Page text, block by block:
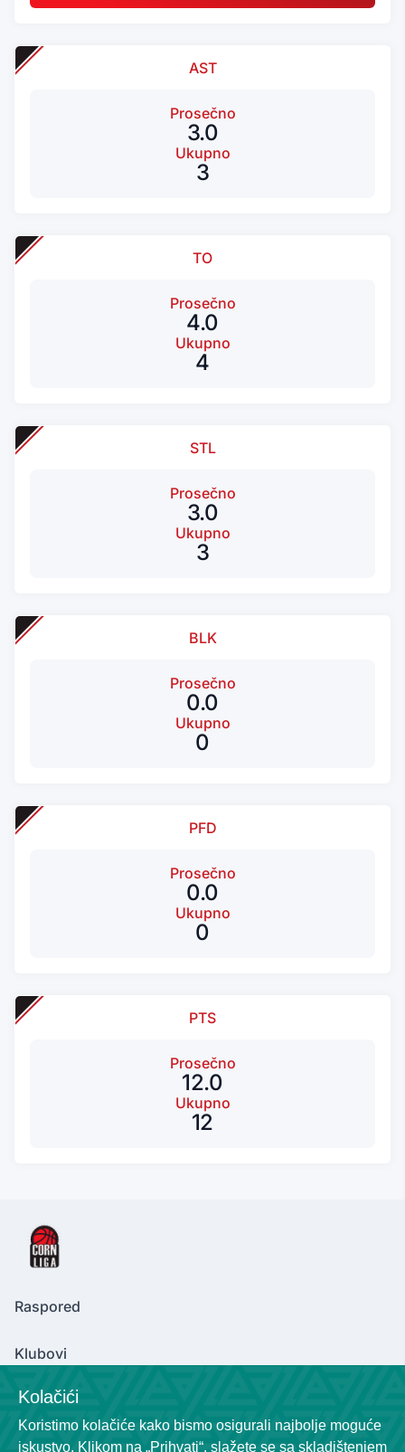
AST
Prosečno
3.0
Ukupno
3
TO
Prosečno
4.0
Ukupno
4
STL
Prosečno
3.0
Ukupno
3
BLK
Prosečno
0.0
Ukupno
0
PFD
Prosečno
0.0
Ukupno
0
PTS
Prosečno
12.0
Ukupno
12
Raspored
Klubovi
Contact Us
Kolačići
Koristimo kolačiće kako bismo osigurali najbolje moguće
iskustvo. Klikom na „Prihvati“, slažete se sa skladištenjem